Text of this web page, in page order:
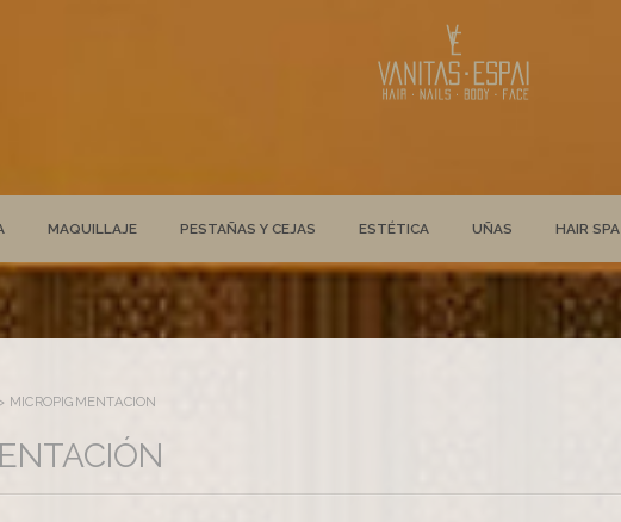
MAQUILLAJE PESTAÑAS Y CEJAS ESTÉTICA UÑAS HAIR SPA
> MICROPIGMENTACIÓN